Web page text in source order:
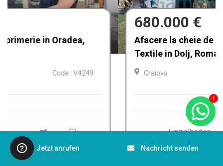
1
Afacere la cheie de vânzare Fabrica de
Textile in Dolj, Romania
Craiova Code : V4212
Einzelheiten
Jetzt anrufen Nachricht senden